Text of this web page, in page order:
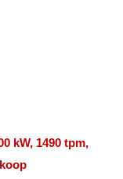
kW, 1490 tpm,